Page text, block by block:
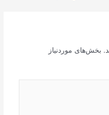
بخش‌های موردنیاز